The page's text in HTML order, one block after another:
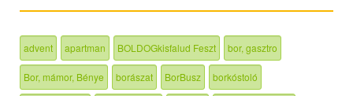
advent apartman BOLDOGkisfalud Feszt bor, gasztro
Bor, mámor, Bénye borászat BorBusz borkóstoló